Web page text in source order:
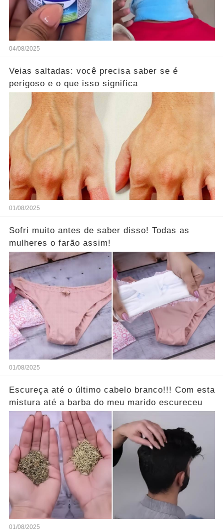
04/08/2025
Veias saltadas: você precisa saber se é
perigoso e o que isso significa
01/08/2025
Sofri muito antes de saber disso! Todas as
mulheres o farão assim!
01/08/2025
Escureça até o último cabelo branco!!! Com esta
mistura até a barba do meu marido escureceu
01/08/2025